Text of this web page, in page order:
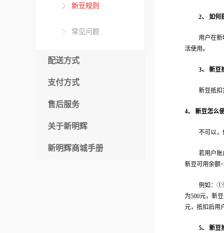
新豆规则
常见问题
配送方式
支付方式
售后服务
关于新明辉
新明辉商城手册
2、 如何
用户在新
活使用。
3、 新豆
新豆抵扣
4、 新豆怎么
不可以，
若用户账
新豆可用余额<
例如：①
为500元，新
元，抵扣后用
5、 新豆